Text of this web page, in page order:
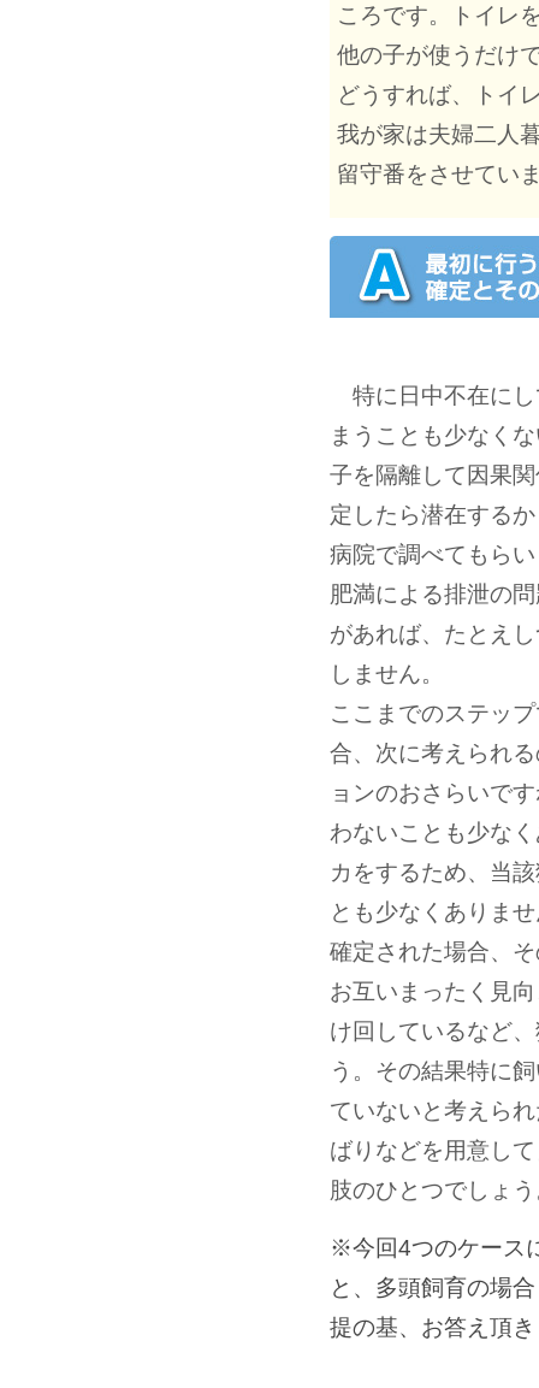
ころです。トイレ
他の子が使うだけ
どうすれば、トイ
我が家は夫婦二人
留守番をさせてい
特に日中不在にし
まうことも少なく
子を隔離して因果
定したら潜在する
病院で調べてもら
肥満による排泄の
があれば、たとえ
しません。
ここまでのステッ
合、次に考えられ
ョンのおさらいで
わないことも少な
カをするため、当
とも少なくありま
確定された場合、
お互いまったく見
け回しているなど
う。その結果特に
ていないと考えら
ばりなどを用意し
肢のひとつでしょ
※今回4つのケース
と、多頭飼育の場
提の基、お答え頂